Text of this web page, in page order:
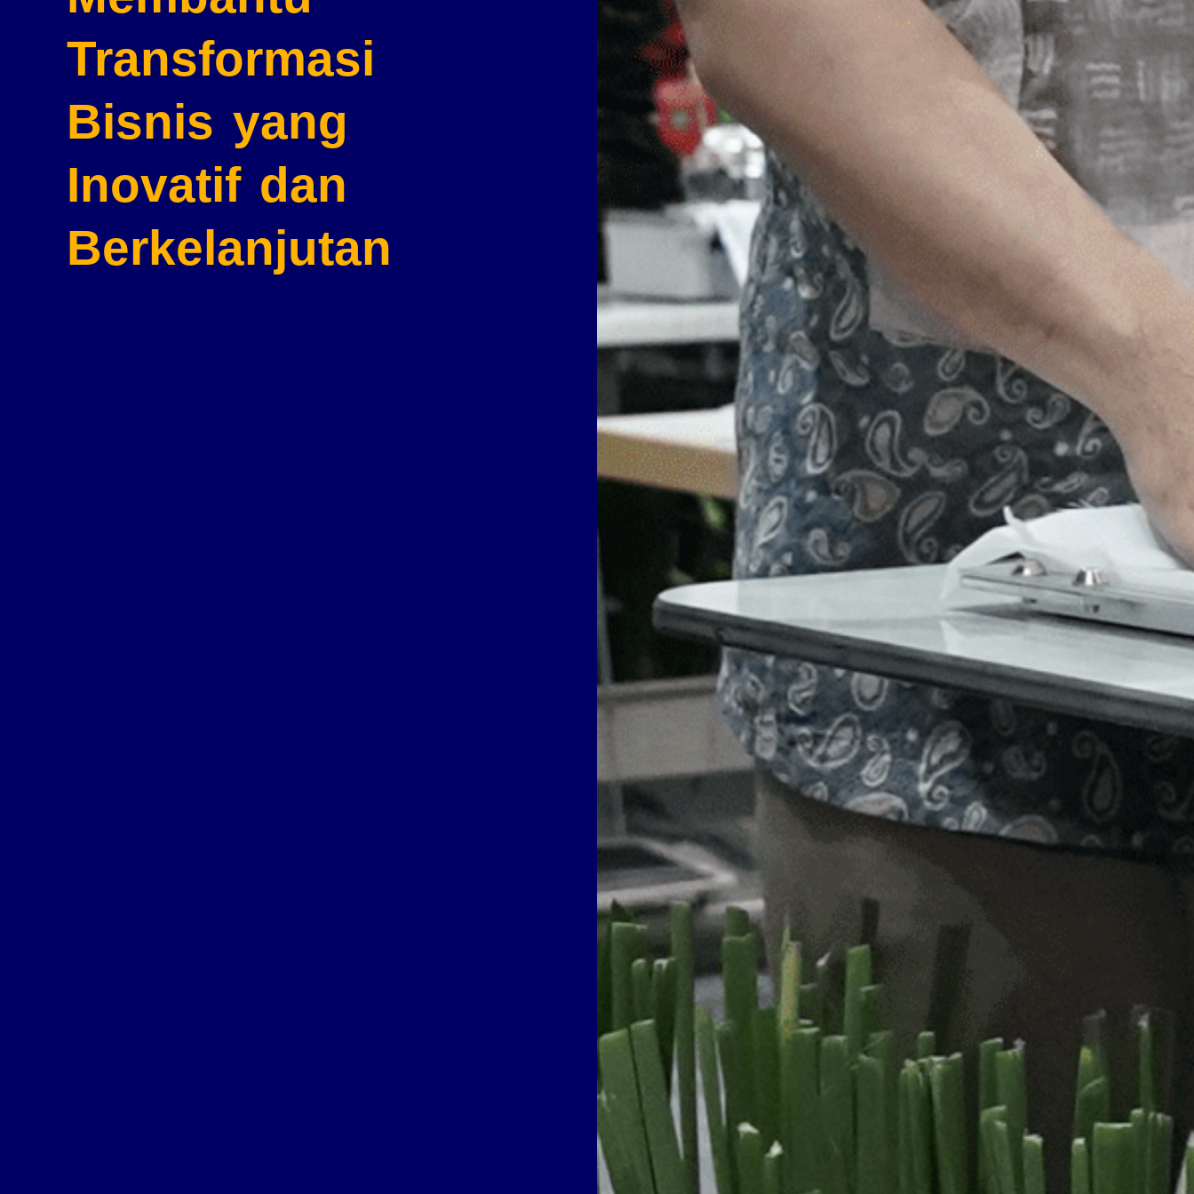
Transformasi
Bisnis yang
Inovatif dan
Berkelanjutan